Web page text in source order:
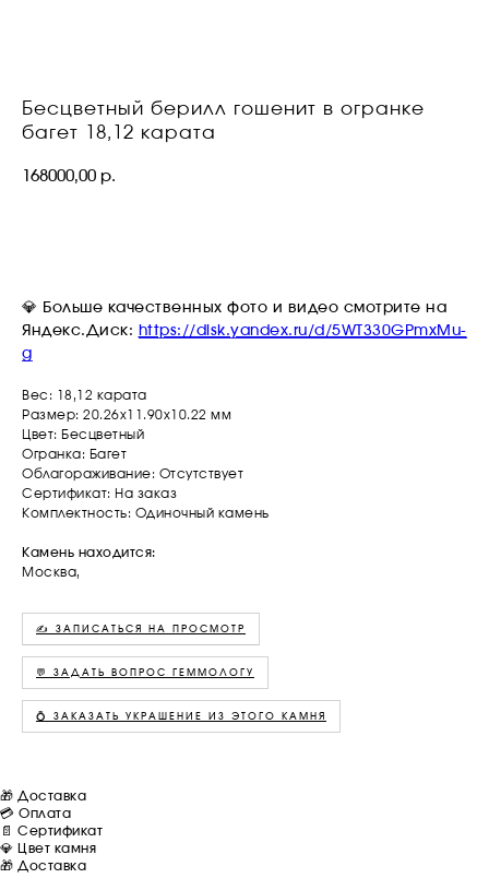
Бесцветный берилл гошенит в огранке
багет 18,12 карата
168000,00 р.
💎 Больше качественных фото и видео смотрите на
Яндекс.Диск: https://disk.yandex.ru/d/5WT330GPmxMu-
g
Вес: 18,12 карата
Размер: 20.26х11.90х10.22 мм
Цвет: Бесцветный
Огранка: Багет
Облагораживание: Отсутствует
Сертификат: На заказ
Комплектность: Одиночный камень
Камень находится:
Москва,
✍️ ЗАПИСАТЬСЯ НА ПРОСМОТР
💬 ЗАДАТЬ ВОПРОС ГЕММОЛОГУ
💍 ЗАКАЗАТЬ УКРАШЕНИЕ ИЗ ЭТОГО КАМНЯ
🎁 Доставка
💳 Оплата
📄 Сертификат
💎 Цвет камня
🎁 Доставка